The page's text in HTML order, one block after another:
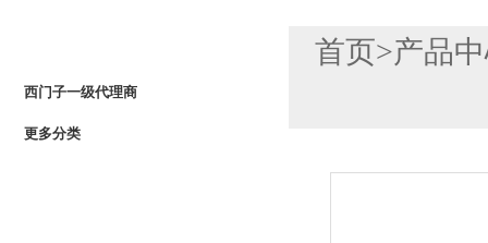
西门子一级代理商
更多分类
首页>产品